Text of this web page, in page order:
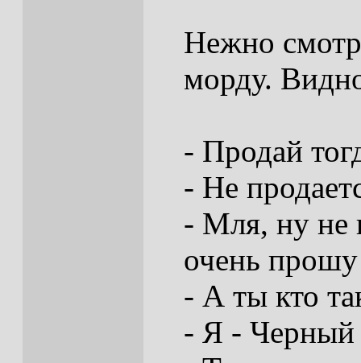
Нежно
морду.
- Продай
- Не
- Мля, ну не
очень
- А ты кто
- Я -